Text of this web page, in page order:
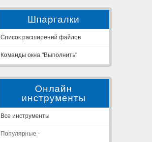
Шпаргалки
Список расширений файлов
Команды окна "Выполнить"
Онлайн
инструменты
Все инструменты
Популярные -